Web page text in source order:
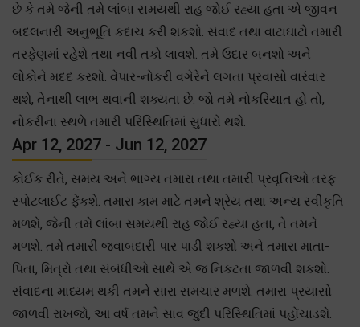
છે કે તમે જેની તમે લાંબા સમયથી રાહ જોઈ રહ્યા હતા એ જીવન
બદલનારી અનુભૂતિ કદાચ કરી શકશો. સંવાદ તથા વાટાઘાટો તમારી
તરફેણમાં રહેશે તથા નવી તકો લાવશે. તમે ઉદાર બનશો અને
લોકોને મદદ કરશો. વેપાર-નોકરી વગેરેને લગતા પ્રવાસો વારંવાર
થશે, તેનાથી લાભ થવાની શક્યતા છે. જો તમે નોકરિયાત હો તો,
નોકરીના સ્થળે તમારી પરિસ્થિતિમાં સુધારો થશે.
Apr 12, 2027 - Jun 12, 2027
કોઈક રીતે, સમય અને ભાગ્ય તમારા તથા તમારી પ્રવૃત્તિઓ તરફ
સ્પોટલાઈટ ફેંકશે. તમારા કામ માટે તમને શ્રેય તથા અન્ય સ્વીકૃતિ
મળશે, જેની તમે લાંબા સમયથી રાહ જોઈ રહ્યા હતા, તે તમને
મળશે. તમે તમારી જવાબદારી પાર પાડી શકશો અને તમારા માતા-
પિતા, મિત્રો તથા સંબંધીઓ સાથે એ જ નિકટતા જાળવી શકશો.
સંવાદના માધ્યમ થકી તમને સારા સમચાર મળશે. તમારા પ્રયાસો
જાળવી રાખજો, આ વર્ષ તમને સાવ જુદી પરિસ્થિતિમાં પહોંચાડશે.